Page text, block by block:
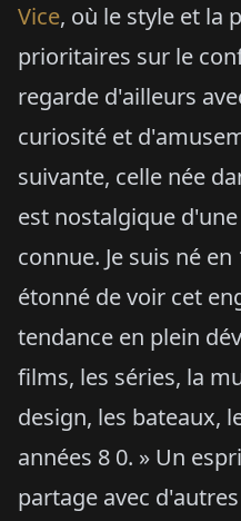
Vice, où le style et la
prioritaires sur le
regarde d'ailleurs
curiosité et
suivante, celle née
est nostalgique
connue. Je suis né
étonné de voir cet
tendance en plein
films, les séries, la
design, les bateaux,
années 8 0. » Un
partage avec